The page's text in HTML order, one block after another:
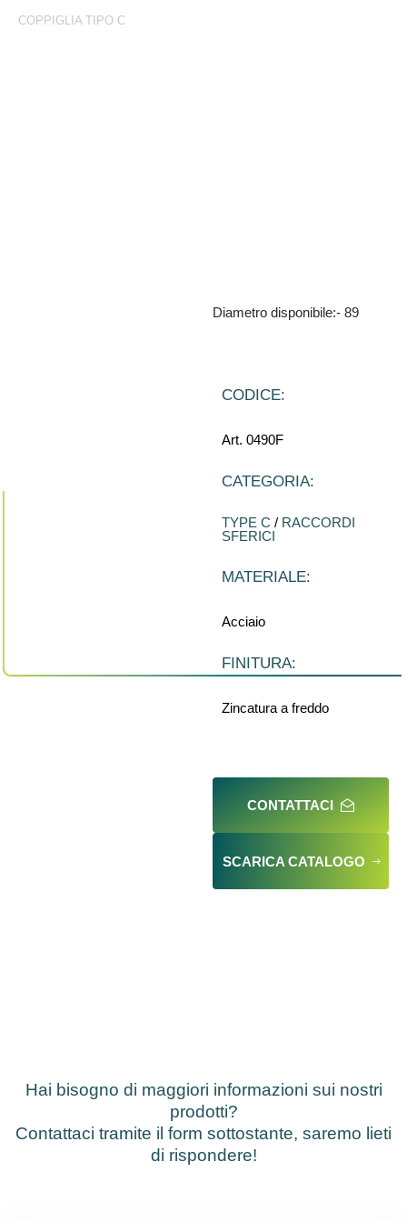
COPPIGLIA TIPO C
Diametro disponibile:- 89
CODICE:
Art. 0490F
CATEGORIA:
TYPE C / RACCORDI
SFERICI
MATERIALE:
Acciaio
FINITURA:
Zincatura a freddo
CONTATTACI
SCARICA CATALOGO
Hai bisogno di maggiori informazioni sui nostri
prodotti?
Contattaci tramite il form sottostante, saremo lieti
di rispondere!